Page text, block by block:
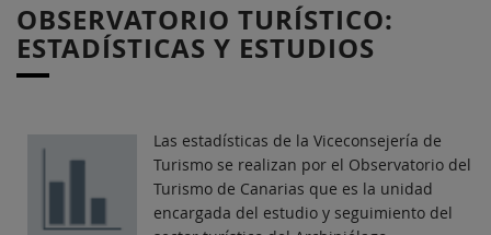
OBSERVATORIO TURÍSTICO:
ESTADÍSTICAS Y ESTUDIOS
Las estadísticas de la Viceconsejería de
Turismo se realizan por el Observatorio del
Turismo de Canarias que es la unidad
encargada del estudio y seguimiento del